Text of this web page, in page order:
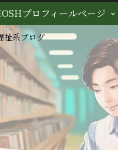
祉系ブログ
プロフィールページ